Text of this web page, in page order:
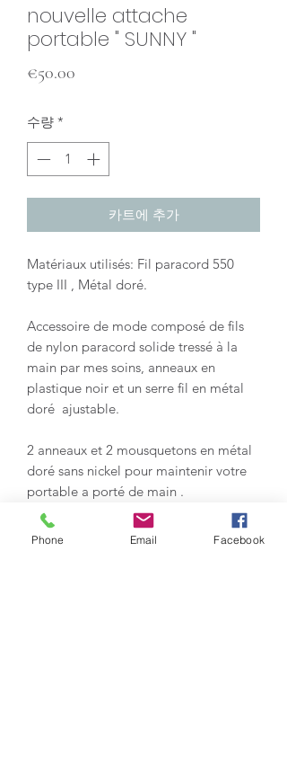
nouvelle attache
portable " SUNNY "
€50.00
수량 *
카트에 추가
Matériaux utilisés: Fil paracord 550
type III , Métal doré.
Accessoire de mode composé de fils
de nylon paracord solide tressé à la
main par mes soins, anneaux en
plastique noir et un serre fil en métal
doré ajustable.
2 anneaux et 2 mousquetons en métal
doré sans nickel pour maintenir votre
portable a porté de main .
COULEUR du fil multicolore.
Phone Email Facebook